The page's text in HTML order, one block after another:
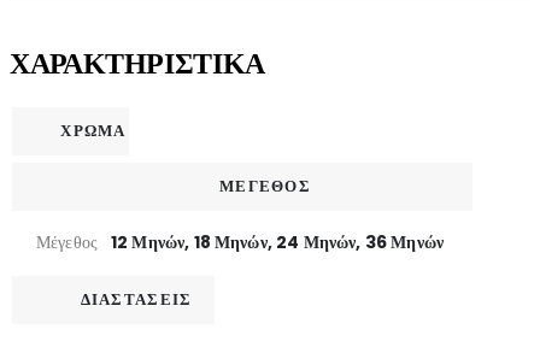
ΧΑΡΑΚΤΗΡΙΣΤΙΚΑ
ΧΡΩΜΑ
ΜΕΓΕΘΟΣ
Μέγεθος 12 Μηνών, 18 Μηνών, 24 Μηνών, 36 Μηνών
ΔΙΑΣΤΑΣΕΙΣ